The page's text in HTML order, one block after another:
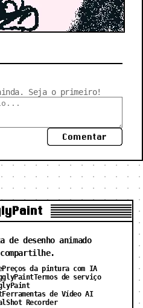
ainda. Seja o primeiro!
Comentar
de desenho animado
Preços da pintura com IA
Termos de serviço
Ferramentas de Vídeo AI
Recorder